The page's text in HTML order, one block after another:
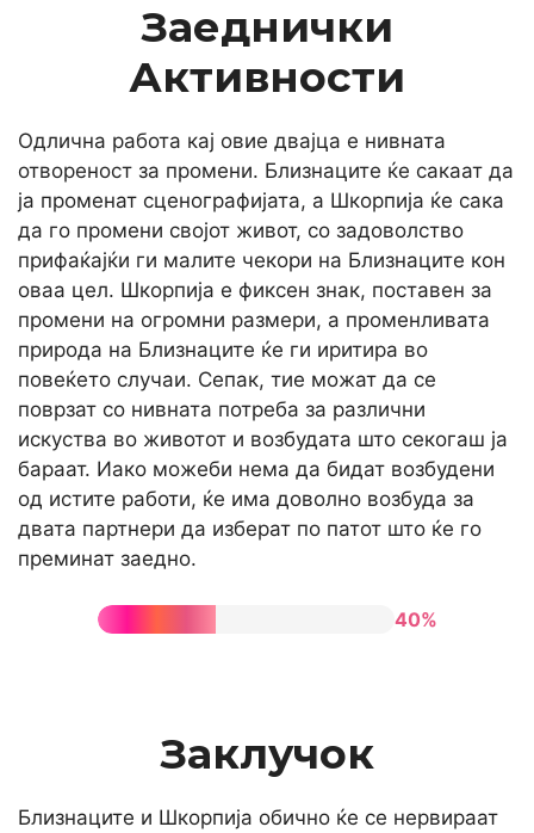
Заеднички
Активности
Одлична работа кај овие двајца е нивната
отвореност за промени. Близнаците ќе сакаат да
ја променат сценографијата, а Шкорпија ќе сака
да го промени својот живот, со задоволство
прифаќајќи ги малите чекори на Близнаците кон
оваа цел. Шкорпија е фиксен знак, поставен за
промени на огромни размери, а променливата
природа на Близнаците ќе ги иритира во
повеќето случаи. Сепак, тие можат да се
поврзат со нивната потреба за различни
искуства во животот и возбудата што секогаш ја
бараат. Иако можеби нема да бидат возбудени
од истите работи, ќе има доволно возбуда за
двата партнери да изберат по патот што ќе го
преминат заедно.
40%
Заклучок
Близнаците и Шкорпија обично ќе се нервираат